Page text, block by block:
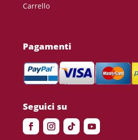
Carrello
Pagamenti
Seguici su